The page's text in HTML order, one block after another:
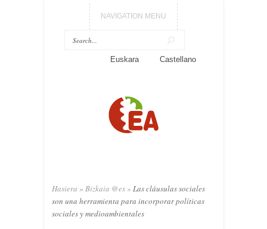
NAVIGATION MENU
Euskara Castellano
Hasiera » Bizkaia @es » Las cláusulas sociales
son una herramienta para incorporar políticas
sociales y medioambientales